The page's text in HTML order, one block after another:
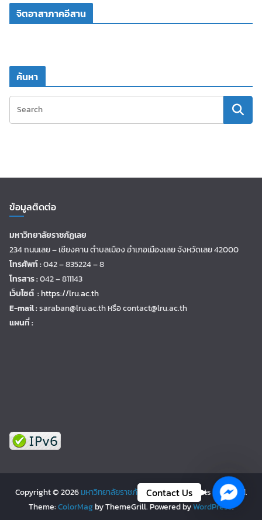
จิตอาสาภาคอีสาน
ค้นหา
ข้อมูลติดต่อ
มหาวิทยาลัยราชภัฏเลย
234 ถนนเลย – เชียงคาน ตำบลเมือง อำเภอเมืองเลย จังหวัดเลย 42000
โทรศัพท์ :042 – 835224 – 8
โทรสาร :042 – 811143
เว็บไซต์ :https://lru.ac.th
E-mail :saraban@lru.ac.thหรือ contact@lru.ac.th
แผนที่ :
Copyright © 2026มหาวิทยาลัยราชภัฏเลย | LRU. All rights reserved.
Theme:ColorMagby ThemeGrill. Powered byWordPress.
Contact Us